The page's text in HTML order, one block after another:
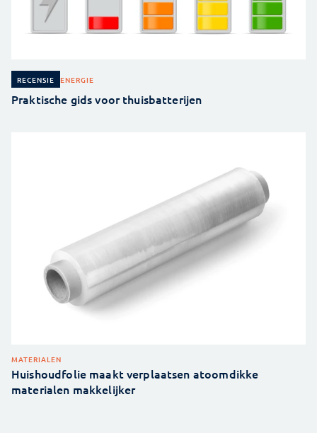
RECENSIE ENERGIE
Praktische gids voor thuisbatterijen
MATERIALEN
Huishoudfolie maakt verplaatsen atoomdikke
materialen makkelijker